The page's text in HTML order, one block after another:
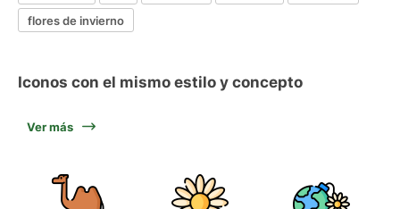
flores de invierno
Iconos con el mismo estilo y concepto
Ver más